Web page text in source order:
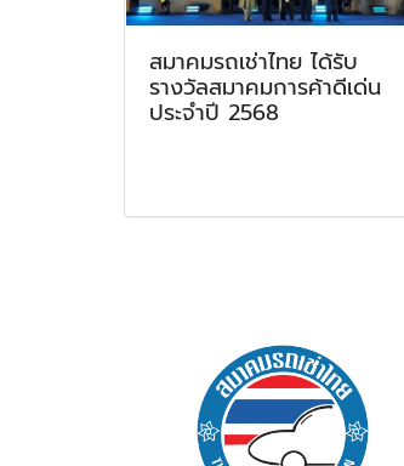
สมาคมรถเช่าไทย ได้รับ
รางวัลสมาคมการค้าดีเด่น
ประจำปี 2568